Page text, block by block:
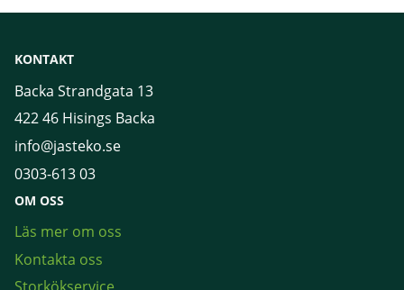
KONTAKT
Backa Strandgata 13
422 46 Hisings Backa
info@jasteko.se
0303-613 03
OM OSS
Läs mer om oss
Kontakta oss